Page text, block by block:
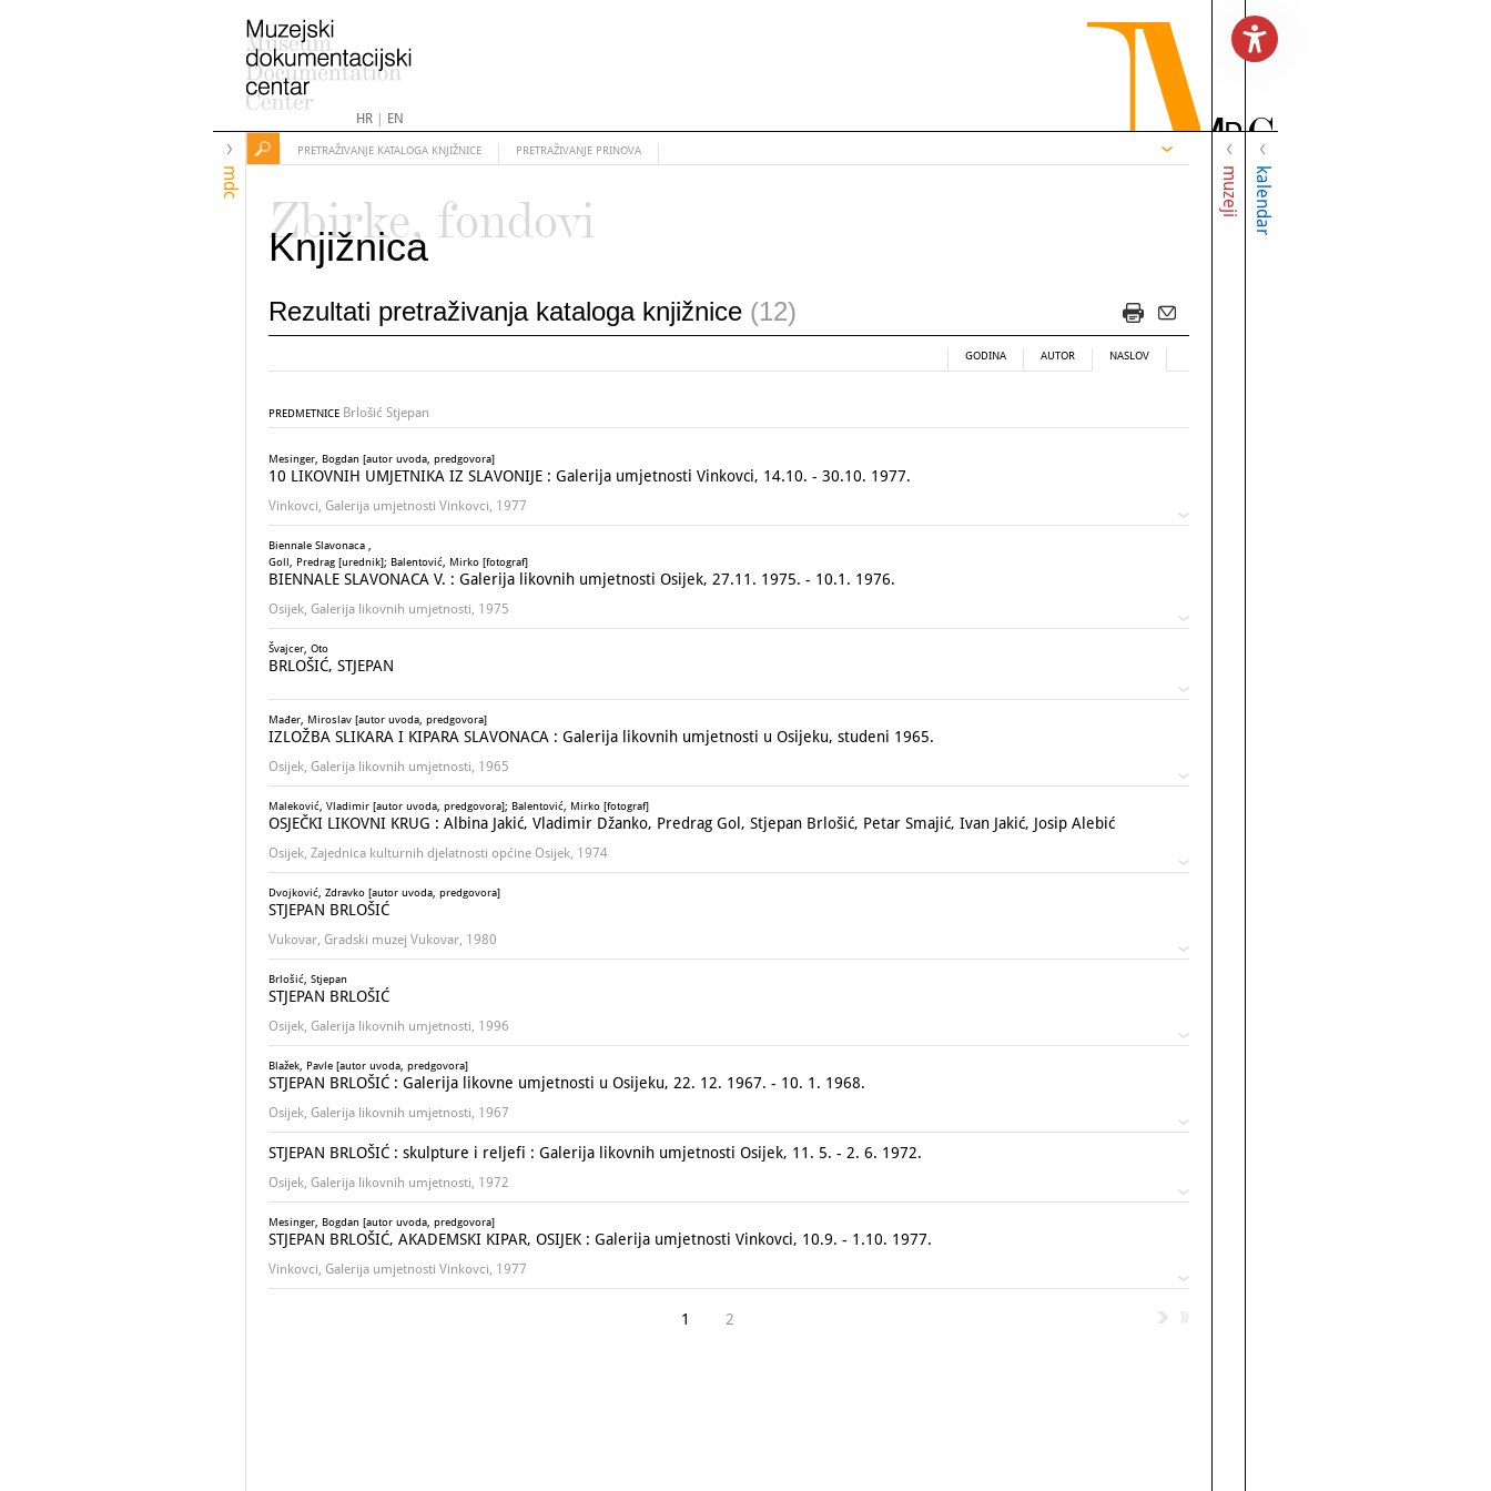
HR| EN
mdc muzeji kalendar
PRETRAŽIVANJE KATALOGA KNJIŽNICE PRETRAŽIVANJE PRINOVA
Zbirke, fondovi
Knjižnica
Rezultati pretraživanja kataloga knjižnice (12)
GODINA AUTOR NASLOV
PREDMETNICE Brlošić Stjepan
Mesinger, Bogdan [autor uvoda, predgovora]
10 LIKOVNIH UMJETNIKA IZ SLAVONIJE : Galerija umjetnosti Vinkovci, 14.10. - 30.10. 1977.
Vinkovci, Galerija umjetnosti Vinkovci, 1977
Biennale Slavonaca ,
Goll, Predrag [urednik]; Balentović, Mirko [fotograf]
BIENNALE SLAVONACA V. : Galerija likovnih umjetnosti Osijek, 27.11. 1975. - 10.1. 1976.
Osijek, Galerija likovnih umjetnosti, 1975
Švajcer, Oto
BRLOŠIĆ, STJEPAN
Mađer, Miroslav [autor uvoda, predgovora]
IZLOŽBA SLIKARA I KIPARA SLAVONACA : Galerija likovnih umjetnosti u Osijeku, studeni 1965.
Osijek, Galerija likovnih umjetnosti, 1965
Maleković, Vladimir [autor uvoda, predgovora]; Balentović, Mirko [fotograf]
OSJEČKI LIKOVNI KRUG : Albina Jakić, Vladimir Džanko, Predrag Gol, Stjepan Brlošić, Petar Smajić, Ivan Jakić, Josip Alebić
Osijek, Zajednica kulturnih djelatnosti općine Osijek, 1974
Dvojković, Zdravko [autor uvoda, predgovora]
STJEPAN BRLOŠIĆ
Vukovar, Gradski muzej Vukovar, 1980
Brlošić, Stjepan
STJEPAN BRLOŠIĆ
Osijek, Galerija likovnih umjetnosti, 1996
Blažek, Pavle [autor uvoda, predgovora]
STJEPAN BRLOŠIĆ : Galerija likovne umjetnosti u Osijeku, 22. 12. 1967. - 10. 1. 1968.
Osijek, Galerija likovnih umjetnosti, 1967
STJEPAN BRLOŠIĆ : skulpture i reljefi : Galerija likovnih umjetnosti Osijek, 11. 5. - 2. 6. 1972.
Osijek, Galerija likovnih umjetnosti, 1972
Mesinger, Bogdan [autor uvoda, predgovora]
STJEPAN BRLOŠIĆ, AKADEMSKI KIPAR, OSIJEK : Galerija umjetnosti Vinkovci, 10.9. - 1.10. 1977.
Vinkovci, Galerija umjetnosti Vinkovci, 1977
1 2